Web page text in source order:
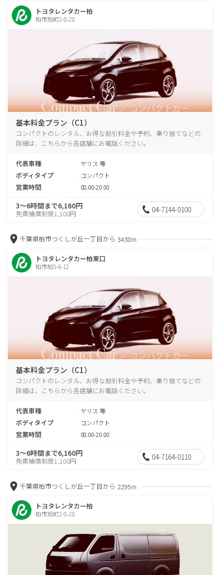
トヨタレンタカー柏
柏市旭町2-8-20
基本料金プラン（C1）
コンパクトのレンタル、お得な割引料金や予約、乗り捨てなどの
詳細は、こちらから各店舗にお電話ください。
代表車種 ヤリス 等
ボディタイプ コンパクト
営業時間 08:00-20:00
3～6時間まで6,160円
免責補償制度1,100円 04-7144-0100
千葉県柏市つくしが丘一丁目から 3438m
トヨタレンタカー柏東口
柏市柏5-6-12
基本料金プラン（C1）
コンパクトのレンタル、お得な割引料金や予約、乗り捨てなどの
詳細は、こちらから各店舗にお電話ください。
代表車種 ヤリス 等
ボディタイプ コンパクト
営業時間 08:00-20:00
3～6時間まで6,160円
免責補償制度1,100円 04-7164-0110
千葉県柏市つくしが丘一丁目から 2295m
トヨタレンタカー柏
柏市旭町2-8-20